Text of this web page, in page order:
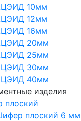
10мм
12мм
16мм
20мм
25мм
30мм
40мм
изделия
плоский
плоский 6 мм